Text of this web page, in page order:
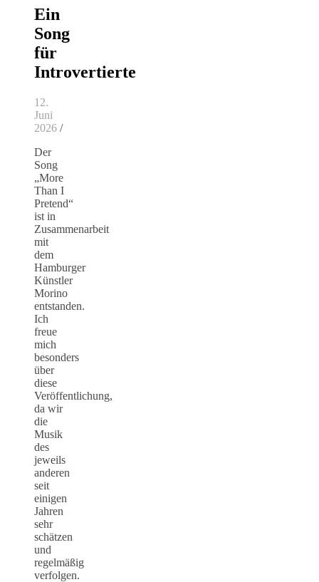
Ein
Song
für
Introvertierte
12.
Juni
2026 /
Der
Song
„More
Than I
Pretend“
ist in
Zusammenarbeit
mit
dem
Hamburger
Künstler
Morino
entstanden.
Ich
freue
mich
besonders
über
diese
Veröffentlichung,
da wir
die
Musik
des
jeweils
anderen
seit
einigen
Jahren
sehr
schätzen
und
regelmäßig
verfolgen.